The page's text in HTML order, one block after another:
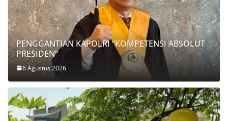
PENGGANTIAN KAPOLRI “KOMPETENSI ABSOLUT
PRESIDEN”
6 Agustus 2026